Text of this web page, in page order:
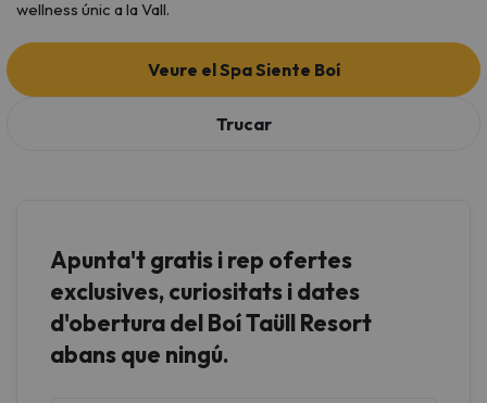
wellness únic a la Vall.
Veure el Spa Siente Boí
Trucar
Apunta't gratis i rep ofertes
exclusives, curiositats i dates
d'obertura del Boí Taüll Resort
abans que ningú.